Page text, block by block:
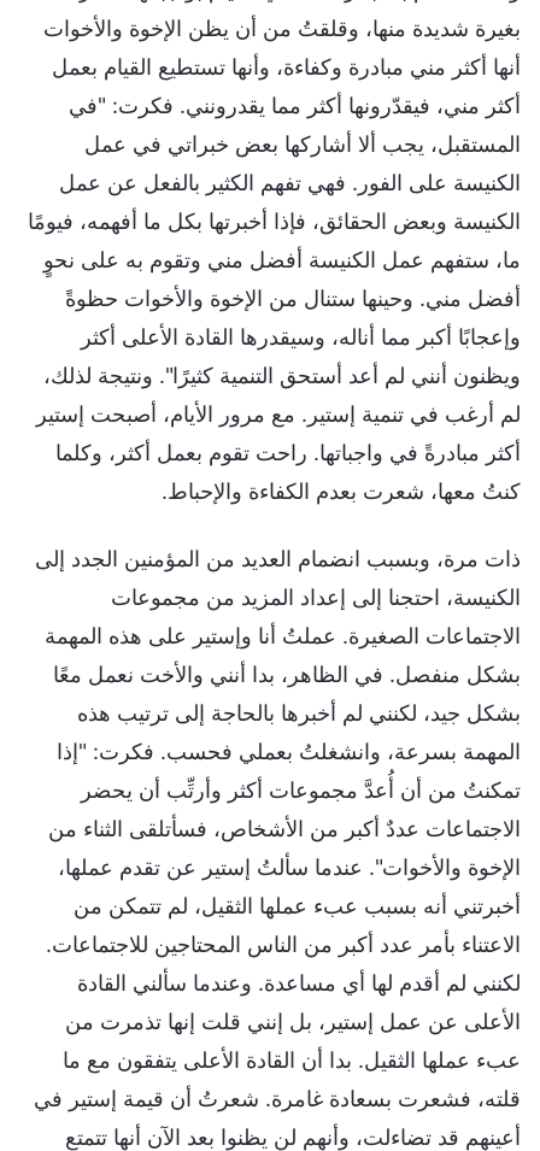
بغيرة شديدة منها، وقلقتُ من أن يظن الإخوة والأخوات
أنها أكثر مني مبادرة وكفاءة، وأنها تستطيع القيام بعمل
أكثر مني، فيقدّرونها أكثر مما يقدرونني. فكرت: "في
المستقبل، يجب ألا أشاركها بعض خبراتي في عمل
الكنيسة على الفور. فهي تفهم الكثير بالفعل عن عمل
الكنيسة وبعض الحقائق، فإذا أخبرتها بكل ما أفهمه، فيومًا
ما، ستفهم عمل الكنيسة أفضل مني وتقوم به على نحوٍ
أفضل مني. وحينها ستنال من الإخوة والأخوات حظوةً
وإعجابًا أكبر مما أناله، وسيقدرها القادة الأعلى أكثر
ويظنون أنني لم أعد أستحق التنمية كثيرًا". ونتيجة لذلك،
لم أرغب في تنمية إستير. مع مرور الأيام، أصبحت إستير
أكثر مبادرةً في واجباتها. راحت تقوم بعمل أكثر، وكلما
كنتُ معها، شعرت بعدم الكفاءة والإحباط.
ذات مرة، وبسبب انضمام العديد من المؤمنين الجدد إلى
الكنيسة، احتجنا إلى إعداد المزيد من مجموعات
الاجتماعات الصغيرة. عملتُ أنا وإستير على هذه المهمة
بشكل منفصل. في الظاهر، بدا أنني والأخت نعمل معًا
بشكل جيد، لكنني لم أخبرها بالحاجة إلى ترتيب هذه
المهمة بسرعة، وانشغلتُ بعملي فحسب. فكرت: "إذا
تمكنتُ من أن أُعدَّ مجموعات أكثر وأرتِّب أن يحضر
الاجتماعات عددٌ أكبر من الأشخاص، فسأتلقى الثناء من
الإخوة والأخوات". عندما سألتُ إستير عن تقدم عملها،
أخبرتني أنه بسبب عبء عملها الثقيل، لم تتمكن من
الاعتناء بأمر عدد أكبر من الناس المحتاجين للاجتماعات.
لكنني لم أقدم لها أي مساعدة. وعندما سألني القادة
الأعلى عن عمل إستير، بل إنني قلت إنها تذمرت من
عبء عملها الثقيل. بدا أن القادة الأعلى يتفقون مع ما
قلته، فشعرت بسعادة غامرة. شعرتُ أن قيمة إستير في
أعينهم قد تضاءلت، وأنهم لن يظنوا بعد الآن أنها تتمتع